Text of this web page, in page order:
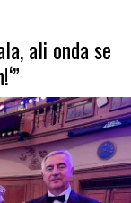
ali onda se